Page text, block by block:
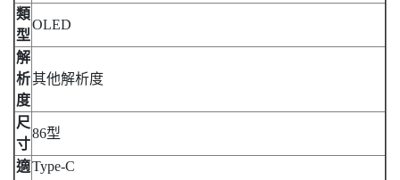
類
型
OLED
解
析
度
其他解析度
尺
寸
86型
適Type-C